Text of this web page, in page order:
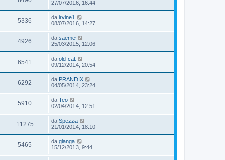
27/07/2016, 16:44
5336 da irvine1
08/07/2016, 14:27
4926 da saeme
25/03/2015, 12:06
6541 da old-cat
09/12/2014, 20:54
6292 da PRANDIX
04/05/2014, 23:24
5910 da Teo
02/04/2014, 12:51
11275 da Spezza
21/01/2014, 18:10
5465 da gianga
15/12/2013, 9:44